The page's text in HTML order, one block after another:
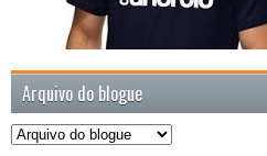
Arquivo do blogue